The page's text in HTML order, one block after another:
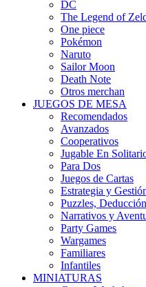
DC
The Legend of
One piece
Pokémon
Naruto
Sailor Moon
Death Note
Otros merchan
JUEGOS DE MESA
Recomendados
Avanzados
Cooperativos
Jugable En
Para Dos
Juegos de Cartas
Estrategia y
Puzzles,
Narrativos y
Party Games
Wargames
Familiares
Infantiles
MINIATURAS